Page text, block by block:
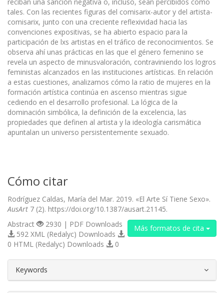
tales. Con las recientes figuras del comisarix-autor y del artista-
comisarix, junto con una creciente reflexividad hacia las
convenciones expositivas, se ha abierto espacio para la
participación de lxs artistas en el tráfico de reconocimientos. Se
observa ahí unas prácticas en las que el género femenino se
revela un aspecto de minusvaloración, contraviniendo los logros
feministas alcanzados en las instituciones artísticas. En relación
a estas cuestiones, analizamos cómo la ratio de mujeres en la
formación artística continúa en ascenso mientras sigue
cediendo en el desarrollo profesional. La lógica de la
dominación simbólica, la definición de la excelencia, las
propiedades que definen al artista y la ideología carismática
apuntalan un universo persistentemente sexuado.
Cómo citar
Rodríguez Caldas, María del Mar. 2019. «El Arte Sí Tiene Sexo».
AusArt 7 (2). https://doi.org/10.1387/ausart.21145.
Más formatos de cita
Abstract
2930 | PDF Downloads
592 XML (Redalyc) Downloads
0 HTML (Redalyc) Downloads
0
Keywords